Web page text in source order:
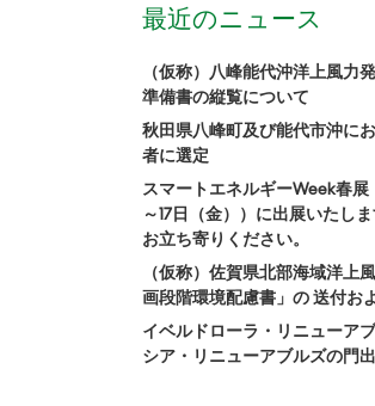
最近のニュース
（仮称）八峰能代沖洋上風
準備書の縦覧について
秋田県八峰町及び能代市沖に
者に選定
スマートエネルギーWeek春展
～17日（金））に出展いたし
お立ち寄りください。
（仮称）佐賀県北部海域洋上
画段階環境配慮書」の 送付お
イベルドローラ・リニューア
シア・リニューアブルズの門出